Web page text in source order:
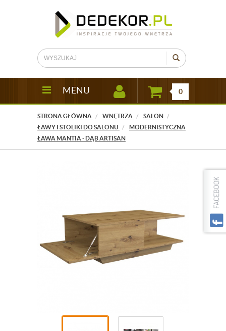
MENU 0
STRONA GŁÓWNA WNĘTRZA
SALON
ŁAWY I STOLIKI DO SALONU
MODERNISTYCZNA
ŁAWA MANTIA - DĄB ARTISAN